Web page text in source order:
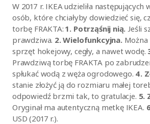
W 2017 r. IKEA udzieliła następujących
osób, które chciałyby dowiedzieć się,
torbę FRAKTA:1. Potrząśnij nią. Jeśli
prawdziwa. 2. Wielofunkcyjna.Można
sprzęt hokejowy, cegły, a nawet wodę.
Prawdziwą torbę FRAKTA po
spłukać wodą z węża ogrodowego. 4.
stanie złożyć ją do rozmiaru małej
odpowiedź brzmi tak, to gratulacje. 5.
Oryginał ma autentyczną metkę IKEA.
USD (2017 r.).